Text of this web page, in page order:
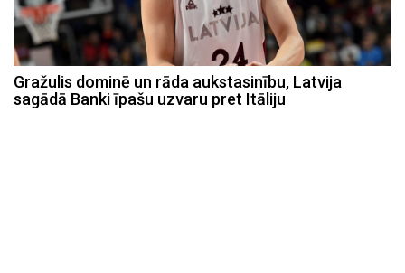
Gražulis dominē un rāda aukstasinību, Latvija
sagādā Banki īpašu uzvaru pret Itāliju